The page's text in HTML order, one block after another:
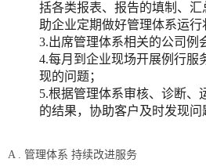
括各类报表、报告的填制、
助企业定期做好管理体系运行
3.出席管理体系相关的公司例
4.每月到企业现场开展例行服
现的问题；
5.根据管理体系审核、诊断、
的结果，协助客户及时发现问
A . 管理体系 持续改进服务